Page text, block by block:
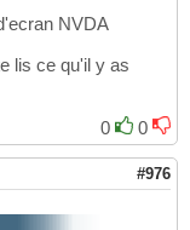
NVDA
lis ce qu'il y as
0
0
#976